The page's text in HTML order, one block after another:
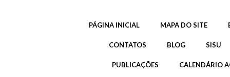
PÁGINA INICIAL MAPA DO SITE
CONTATOS BLOG SISU
PUBLICAÇÕES CALENDÁRIO